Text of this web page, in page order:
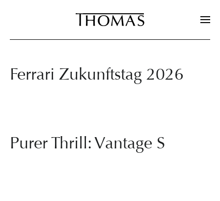
Zum Hauptinhalt springen
Ferrari Zukunftstag 2026
Purer Thrill: Vantage S